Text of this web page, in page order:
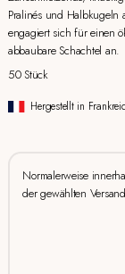
Pralinés und Halbkugeln
engagiert sich für einen
abbaubare Schachtel an.
50 Stück
Hergestellt in
Normalerweise
der gewählten